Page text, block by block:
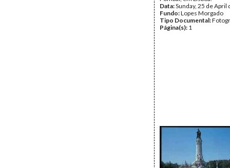
Data:Sunday, 25 de April
Fundo:Lopes Morgado
Tipo Documental:
Página(s): 1